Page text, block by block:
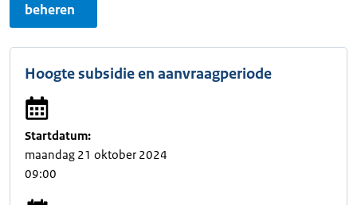
beheren
Hoogte subsidie en aanvraagperiode
Startdatum:
maandag 21 oktober 2024
09:00